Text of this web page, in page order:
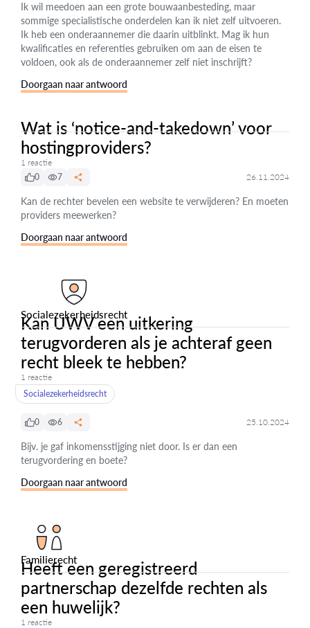
Ik wil meedoen aan een grote bouwaanbesteding, maar
sommige specialistische onderdelen kan ik niet zelf uitvoeren.
Ik heb een onderaannemer die daarin uitblinkt. Mag ik hun
kwalificaties en referenties gebruiken om aan de eisen te
voldoen, ook als de onderaannemer zelf niet inschrijft?
Doorgaan naar antwoord
Wat is ‘notice-and-takedown’ voor
hostingproviders?
1 reactie
0
7 26.11.2024
Kan de rechter bevelen een website te verwijderen? En moeten
providers meewerken?
Doorgaan naar antwoord
Socialezekerheidsrecht
Kan UWV een uitkering
terugvorderen als je achteraf geen
recht bleek te hebben?
1 reactie
Socialezekerheidsrecht
0 6 25.10.2024
Bijv. je gaf inkomensstijging niet door. Is er dan een
terugvordering en boete?
Doorgaan naar antwoord
Familierecht
Heeft een geregistreerd
partnerschap dezelfde rechten als
een huwelijk?
1 reactie